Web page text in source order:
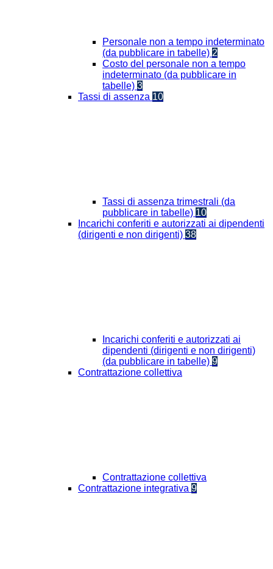
Personale non a tempo indeterminato
(da pubblicare in tabelle) 2
Costo del personale non a tempo
indeterminato (da pubblicare in
tabelle) 3
Tassi di assenza 10
Tassi di assenza trimestrali (da
pubblicare in tabelle) 10
Incarichi conferiti e autorizzati ai dipendenti
(dirigenti e non dirigenti) 38
Incarichi conferiti e autorizzati ai
dipendenti (dirigenti e non dirigenti)
(da pubblicare in tabelle) 9
Contrattazione collettiva
Contrattazione collettiva
Contrattazione integrativa 9